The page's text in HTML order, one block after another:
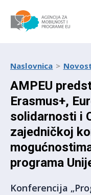
Naslovnica
AMPEU
Erasmus+,
solidarnosti i
zajedničkoj
programa
Konferencija